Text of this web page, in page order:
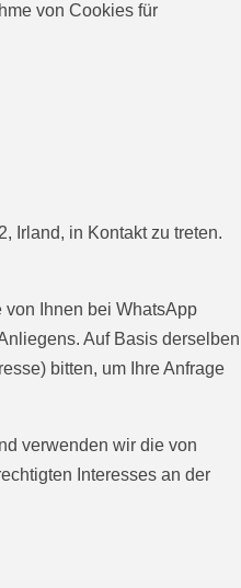
von Cookies für
Irland, in Kontakt zu treten.
Ihnen bei WhatsApp
Auf Basis derselben
bitten, um Ihre Anfrage
verwenden wir die von
Interesses an der